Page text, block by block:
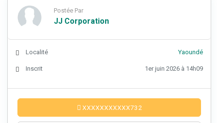
Postée Par
JJ Corporation
Localité Yaoundé
Inscrit 1er juin 2026 à 14h09
XXXXXXXXXXX732